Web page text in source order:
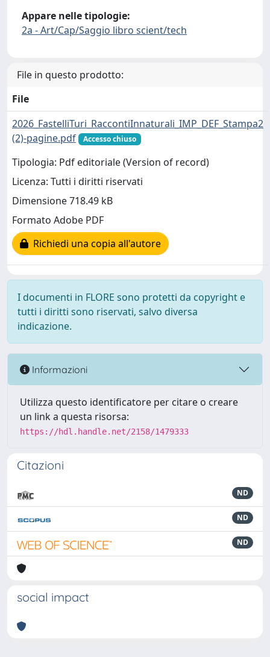
Appare nelle tipologie:
2a - Art/Cap/Saggio libro scient/tech
File in questo prodotto:
File
2026_FastelliTuri_RaccontiInnaturali_IMP_DEF_Stampa2
(2)-pagine.pdf
Accesso chiuso
Tipologia: Pdf editoriale (Version of record)
Licenza: Tutti i diritti riservati
Dimensione 718.49 kB
Formato Adobe PDF
Richiedi una copia all'autore
I documenti in FLORE sono protetti da copyright e
tutti i diritti sono riservati, salvo diversa
indicazione.
Informazioni
Utilizza questo identificatore per citare o creare
un link a questa risorsa:
https://hdl.handle.net/2158/1479333
Citazioni
ND
ND
ND
social impact